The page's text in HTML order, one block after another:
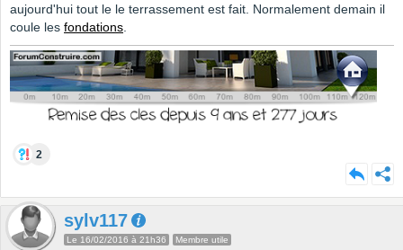
aujourd'hui tout le le terrassement est fait. Normalement demain il
coule les fondations.
2
sylv117
Le 16/02/2016 à 21h36 Membre utile